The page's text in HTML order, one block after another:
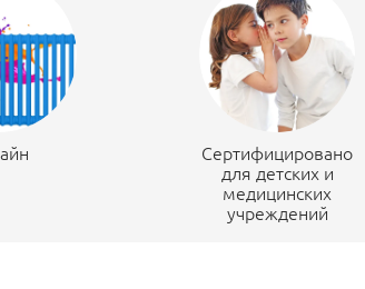
Сертифицировано
для детских и
медицинских
учреждений